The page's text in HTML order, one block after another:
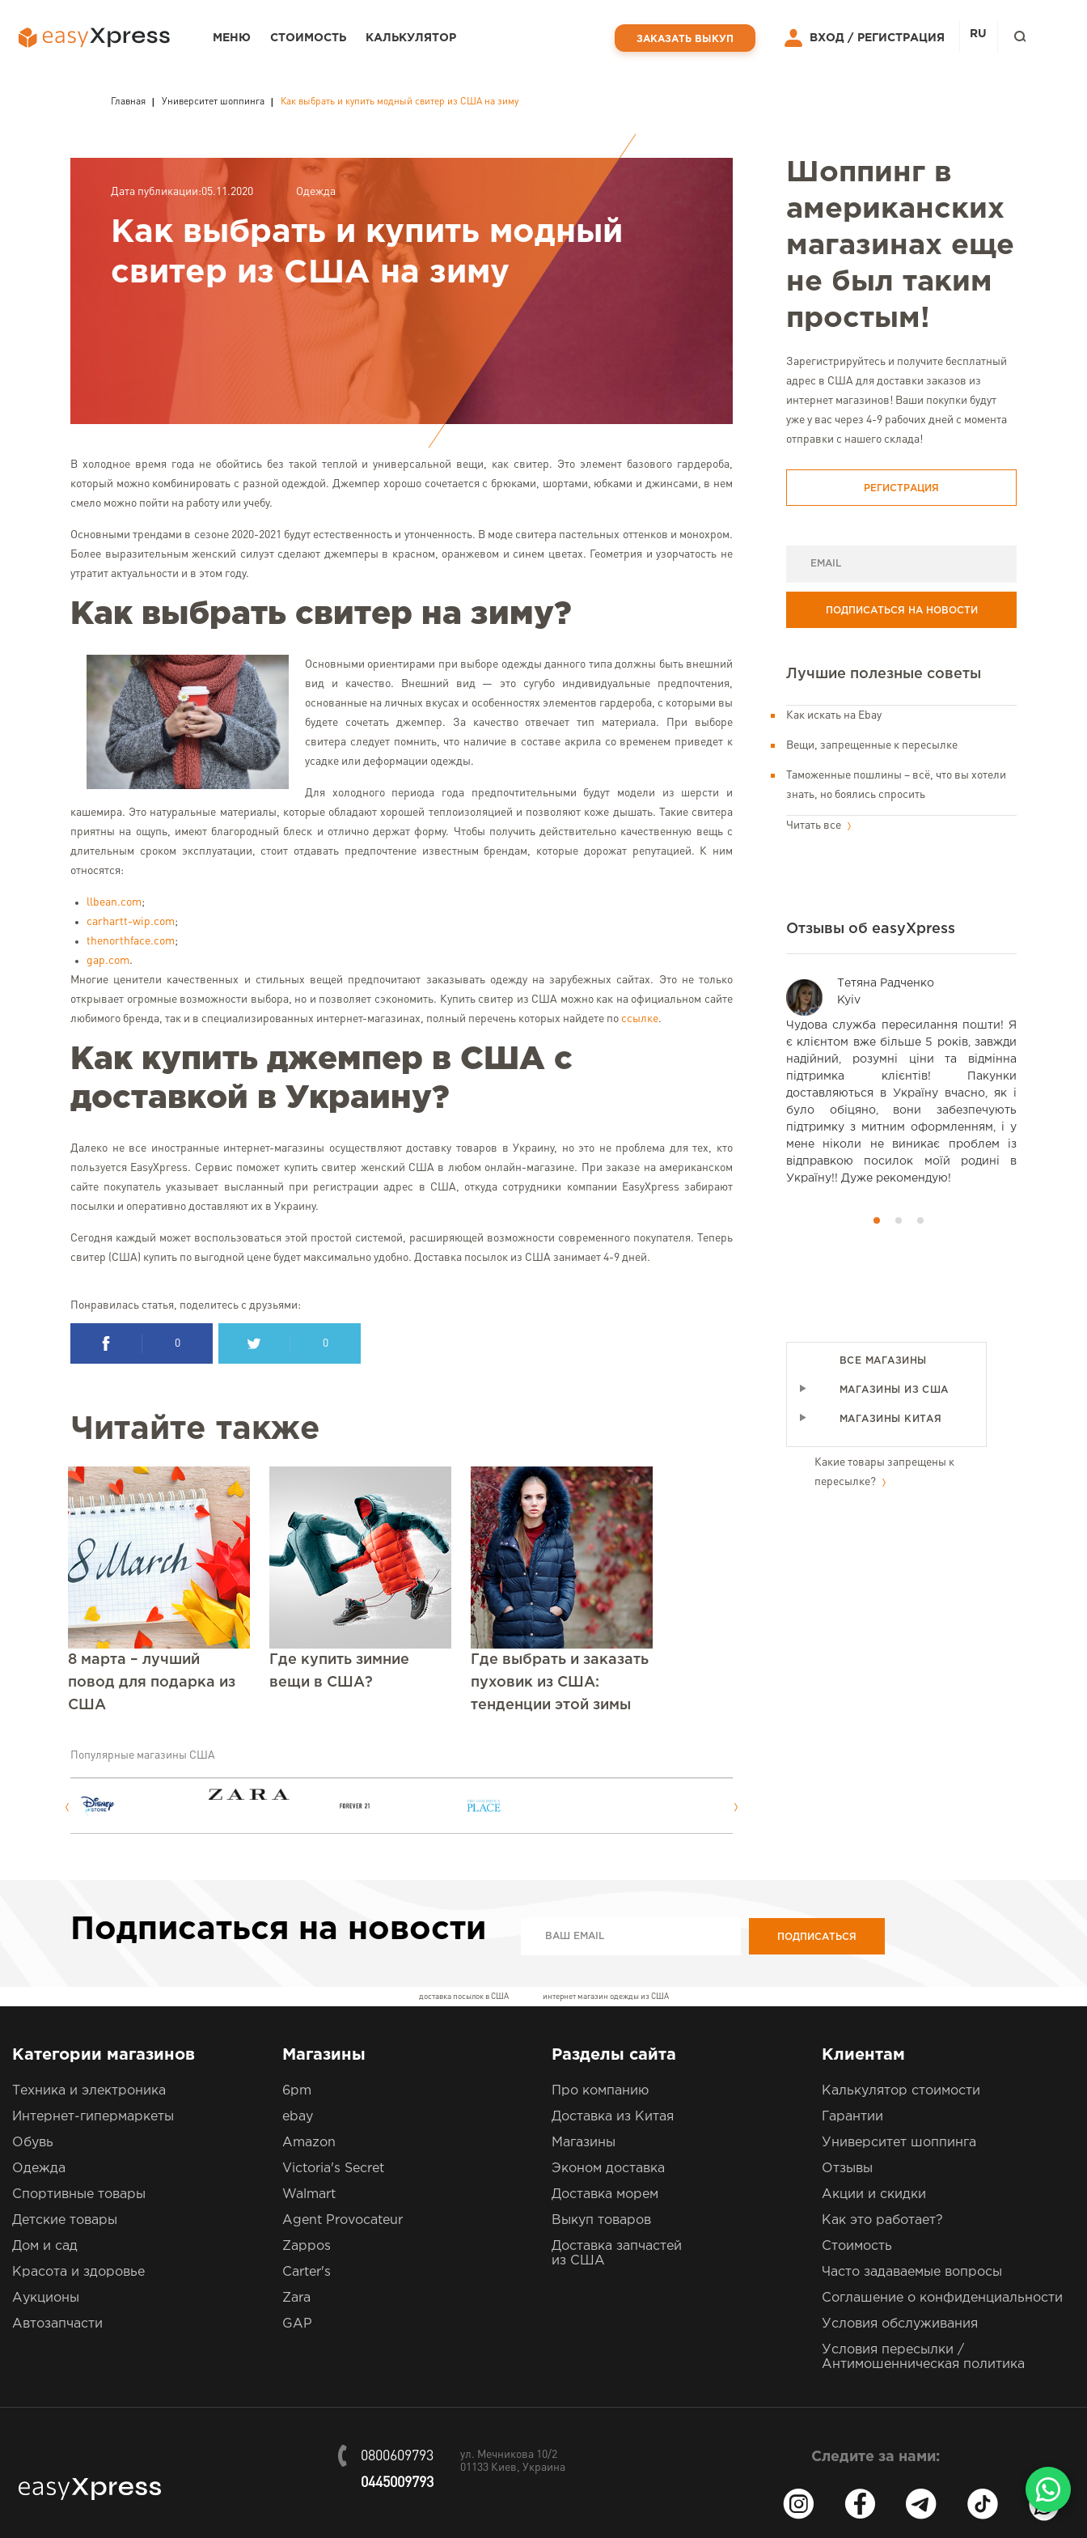
Главная Университет шоппинга Как выбрать и купить модный свитер из США на зиму
Дата публикации:05.11.2020 Одежда
Как выбрать и купить модный
свитер из США на зиму
В холодное время года не обойтись без такой теплой и универсальной вещи, как свитер. Это элемент базового гардероба,
который можно комбинировать с разной одеждой. Джемпер хорошо сочетается с брюками, шортами, юбками и джинсами, в нем
смело можно пойти на работу или учебу.
Основными трендами в сезоне 2020-2021 будут естественность и утонченность. В моде свитера пастельных оттенков и монохром.
Более выразительным женский силуэт сделают джемперы в красном, оранжевом и синем цветах. Геометрия и узорчатость не
утратит актуальности и в этом году.
Как выбрать свитер на зиму?
Основными ориентирами при выборе одежды данного типа должны быть внешний
вид и качество. Внешний вид — это сугубо индивидуальные предпочтения,
основанные на личных вкусах и особенностях элементов гардероба, с которыми вы
будете сочетать джемпер. За качество отвечает тип материала. При выборе
свитера следует помнить, что наличие в составе акрила со временем приведет к
усадке или деформации одежды.
Для холодного периода года предпочтительными будут модели из шерсти и
кашемира. Это натуральные материалы, которые обладают хорошей теплоизоляцией и позволяют коже дышать. Такие свитера
приятны на ощупь, имеют благородный блеск и отлично держат форму. Чтобы получить действительно качественную вещь с
длительным сроком эксплуатации, стоит отдавать предпочтение известным брендам, которые дорожат репутацией. К ним
относятся:
llbean.com;
carhartt-wip.com;
thenorthface.com;
gap.com.
Многие ценители качественных и стильных вещей предпочитают заказывать одежду на зарубежных сайтах. Это не только
открывает огромные возможности выбора, но и позволяет сэкономить. Купить свитер из США можно как на официальном сайте
любимого бренда, так и в специализированных интернет-магазинах, полный перечень которых найдете по ссылке.
Как купить джемпер в США с
доставкой в Украину?
Далеко не все иностранные интернет-магазины осуществляют доставку товаров в Украину, но это не проблема для тех, кто
пользуется EasyXpress. Сервис поможет купить свитер женский США в любом онлайн-магазине. При заказе на американском
сайте покупатель указывает высланный при регистрации адрес в США, откуда сотрудники компании EasyXpress забирают
посылки и оперативно доставляют их в Украину.
Сегодня каждый может воспользоваться этой простой системой, расширяющей возможности современного покупателя. Теперь
свитер (США) купить по выгодной цене будет максимально удобно. Доставка посылок из США занимает 4-9 дней.
Понравилась статья, поделитесь с друзьями:
0 0
Читайте также
8 марта – лучший
повод для подарка из
США
Где купить зимние
вещи в США?
Где выбрать и заказать
пуховик из США:
тенденции этой зимы
Популярные магазины США
Шоппинг в
американских
магазинах еще
не был таким
простым!
Зарегистрируйтесь и получите бесплатный
адрес в США для доставки заказов из
интернет магазинов! Ваши покупки будут
уже у вас через 4-9 рабочих дней с момента
отправки с нашего склада!
РЕГИСТРАЦИЯ
ПОДПИСАТЬСЯ НА НОВОСТИ
Лучшие полезные советы
Как искать на Ebay
Вещи, запрещенные к пересылке
Таможенные пошлины – всё, что вы хотели
знать, но боялись спросить
Читать все
Отзывы об easyXpress
Ростислав Бойко
Kyiv
Зручний сервіс для доставки товарів з
рекомендації знайомих.До цього часу
Тетяна Радченко
Kyiv
Чудова служба пересилання пошти! Я
є клієнтом вже більше 5 років, завжди
надійний, розумні ціни та відмінна
підтримка клієнтів! Пакунки
доставляються в Україну вчасно, як і
було обіцяно, вони забезпечують
підтримку з митним оформленням, і у
мене ніколи не виникає проблем із
відправкою посилок моїй родині в
Україну!! Дуже рекомендую!
ВСЕ МАГАЗИНЫ
МАГАЗИНЫ ИЗ США
МАГАЗИНЫ КИТАЯ
Какие товары запрещены к
пересылке?
Подписаться на новости ПОДПИСАТЬСЯ
МЕНЮ СТОИМОСТЬ КАЛЬКУЛЯТОР ЗАКАЗАТЬ ВЫКУП ВХОД / РЕГИСТРАЦИЯ RU
доставка посылок в США интернет магазин одежды из США
Категории магазинов
Техника и электроника
Интернет-гипермаркеты
Обувь
Одежда
Спортивные товары
Детские товары
Дом и сад
Красота и здоровье
Аукционы
Автозапчасти
Магазины
6pm
ebay
Amazon
Victoria's Secret
Walmart
Agent Provocateur
Zappos
Carter's
Zara
GAP
Разделы сайта
Про компанию
Доставка из Китая
Магазины
Эконом доставка
Доставка морем
Выкуп товаров
Доставка запчастей
из США
Клиентам
Калькулятор стоимости
Гарантии
Университет шоппинга
Отзывы
Акции и скидки
Как это работает?
Стоимость
Часто задаваемые вопросы
Соглашение о конфиденциальности
Условия обслуживания
Условия пересылки /
Антимошенническая политика
0800609793
0445009793
ул. Мечникова 10/2
01133 Киев, Украина
Следите за нами: